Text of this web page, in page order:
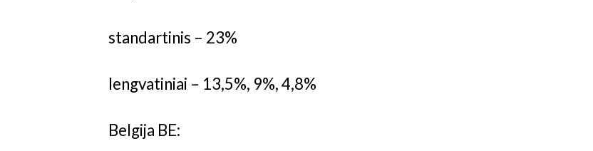
standartinis – 23%
lengvatiniai – 13,5%, 9%, 4,8%
Belgija BE: